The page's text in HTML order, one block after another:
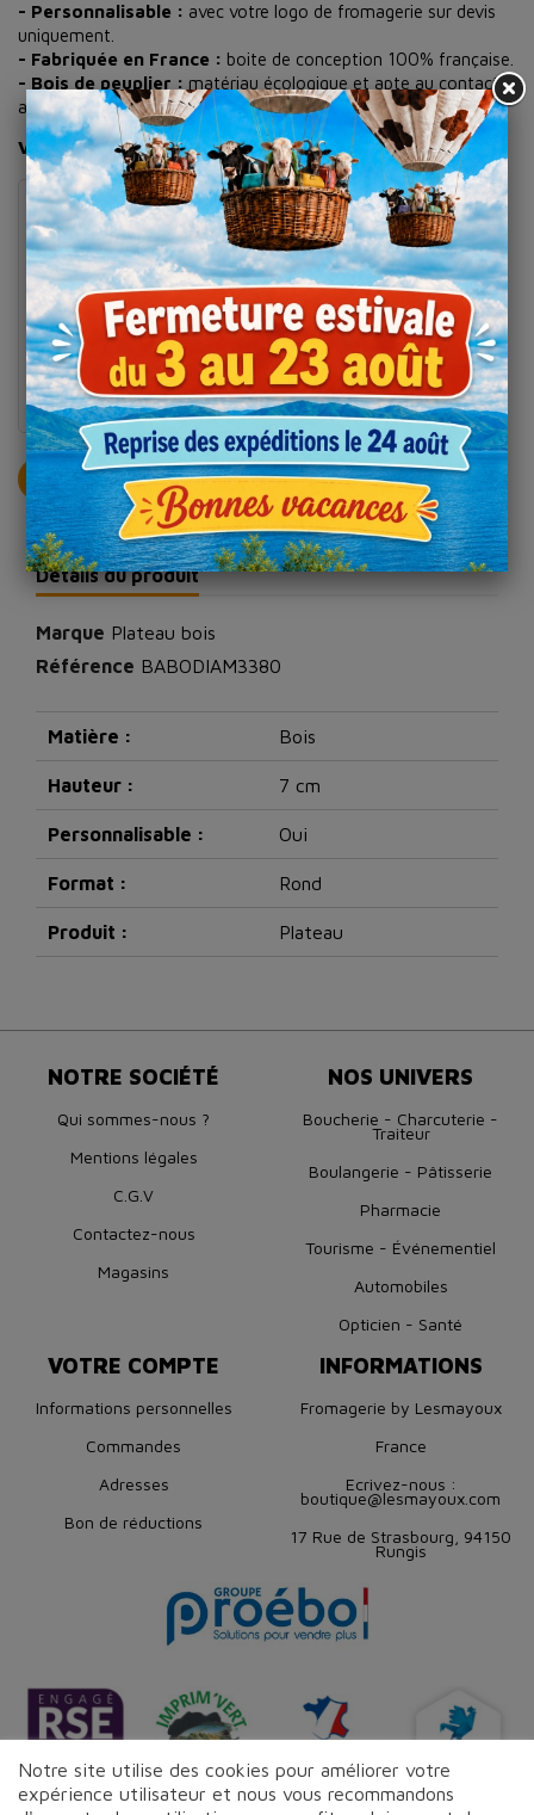
- Personnalisable : avec votre logo de fromagerie sur devis
uniquement.
- Fabriquée en France : boite de conception 100% française.
- Bois de peuplier : matériau écologique et apte au contact
alimentaire.
Vous aurez également besoin de :
Boîte
présentation
fromage ronde
MON TARIF PERSONNALISÉ
Détails du produit
Marque Plateau bois
Référence BABODIAM3380
Matière : Bois
Hauteur : 7 cm
Personnalisable : Oui
Format : Rond
Produit : Plateau
NOTRE SOCIÉTÉ
Qui sommes-nous ?
Mentions légales
C.G.V
Contactez-nous
Magasins
NOS UNIVERS
Boucherie - Charcuterie -
Traiteur
Boulangerie - Pâtisserie
Pharmacie
Tourisme - Événementiel
Automobiles
Opticien - Santé
VOTRE COMPTE
Informations personnelles
Commandes
Adresses
Bon de réductions
INFORMATIONS
Fromagerie by Lesmayoux
France
Ecrivez-nous :
boutique@lesmayoux.com
17 Rue de Strasbourg, 94150
Rungis
Notre site utilise des cookies pour améliorer votre
expérience utilisateur et nous vous recommandons